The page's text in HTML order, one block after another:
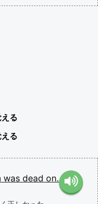
る
る
was dead on.